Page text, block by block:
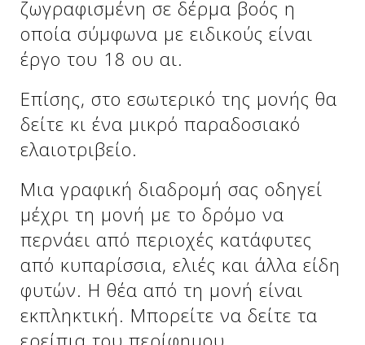
ζωγραφισμένη σε δέρμα βοός η
οποία σύμφωνα με ειδικούς είναι
έργο του 18 ου αι.
Επίσης, στο εσωτερικό της μονής θα
δείτε κι ένα μικρό παραδοσιακό
ελαιοτριβείο.
Μια γραφική διαδρομή σας οδηγεί
μέχρι τη μονή με το δρόμο να
περνάει από περιοχές κατάφυτες
από κυπαρίσσια, ελιές και άλλα είδη
φυτών. Η θέα από τη μονή είναι
εκπληκτική. Μπορείτε να δείτε τα